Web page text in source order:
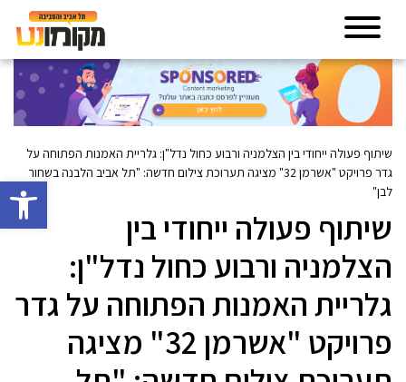
פתח
שיתוף פעולה ייחודי בין הצלמניה ורבוע כחול נדל"ן: גלריית האמנות הפתוחה על
גדר פרויקט "אשרמן 32" מציגה תערוכת צילום חדשה: "תל אביב הלבנה בשחור
לבן"
שיתוף פעולה ייחודי בין
הצלמניה ורבוע כחול נדל"ן:
גלריית האמנות הפתוחה על גדר
פרויקט "אשרמן 32" מציגה